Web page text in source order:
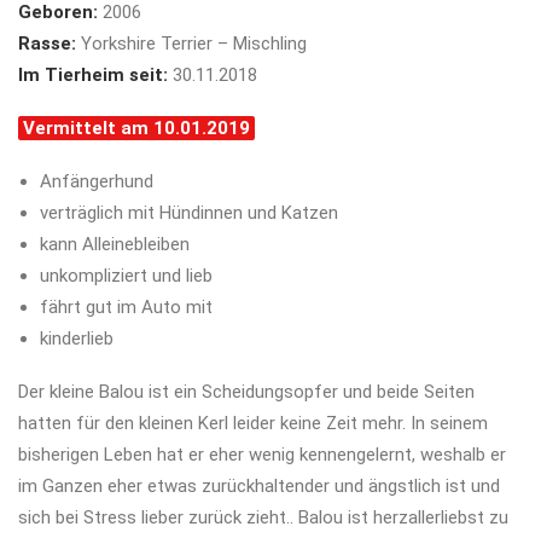
Geboren: 2006
Rasse: Yorkshire Terrier – Mischling
Im Tierheim seit: 30.11.2018
Vermittelt am 10.01.2019
Anfängerhund
verträglich mit Hündinnen und Katzen
kann Alleinebleiben
unkompliziert und lieb
fährt gut im Auto mit
kinderlieb
Der kleine Balou ist ein Scheidungsopfer und beide Seiten
hatten für den kleinen Kerl leider keine Zeit mehr. In seinem
bisherigen Leben hat er eher wenig kennengelernt, weshalb er
im Ganzen eher etwas zurückhaltender und ängstlich ist und
sich bei Stress lieber zurück zieht.. Balou ist herzallerliebst zu